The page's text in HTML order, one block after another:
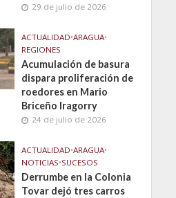
29 de julio de 2026
ACTUALIDAD•ARAGUA•
REGIONES
Acumulación de basura
dispara proliferación de
roedores en Mario
Briceño Iragorry
24 de julio de 2026
ACTUALIDAD•ARAGUA•
NOTICIAS•SUCESOS
Derrumbe en la Colonia
Tovar dejó tres carros